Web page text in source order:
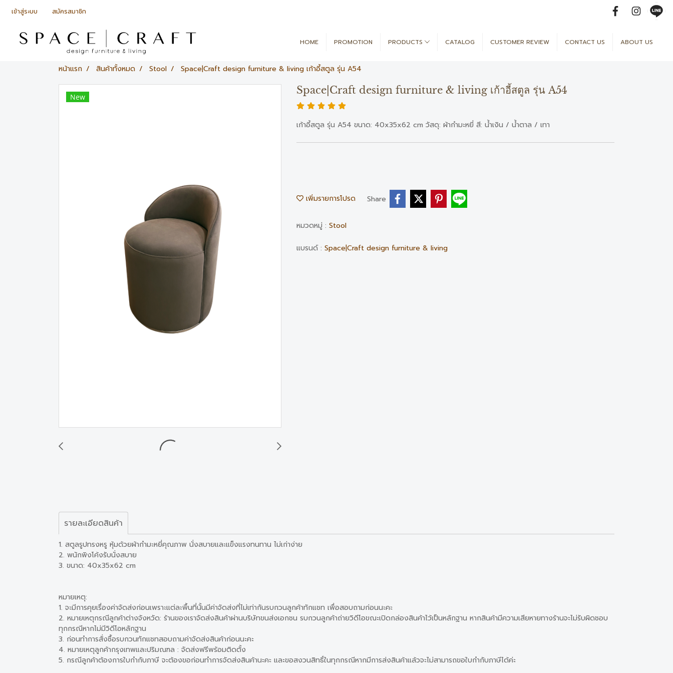
เข้าสู่ระบบ สมัครสมาชิก
HOME PROMOTION PRODUCTS CATALOG CUSTOMER REVIEW CONTACT US ABOUT US
หน้าแรก สินค้าทั้งหมด Stool Space|Craft design furniture & living เก้าอี้สตูล รุ่น A54
New
Space|Craft design furniture & living เก้าอี้สตูล รุ่น A54
เก้าอี้สตูล รุ่น A54 ขนาด: 40x35x62 cm วัสดุ: ผ้ากำมะหยี่ สี: น้ำเงิน / น้ำตาล / เทา
เพิ่มรายการโปรด Share
หมวดหมู่ : Stool
แบรนด์ : Space|Craft design furniture & living
รายละเอียดสินค้า
1. สตูลรูปทรงหรู หุ้มด้วยผ้ากำมะหยี่คุณภาพ นั่งสบายและแข็งแรงทนทาน ไม่เก่าง่าย
2. พนักพิงโค้งรับนั่งสบาย
3. ขนาด: 40x35x62 cm
หมายเหตุ:
1. จะมีการคุยเรื่องค่าจัดส่งก่อนเพราะแต่ละพื้นที่นั้นมีค่าจัดส่งที่ไม่เท่ากันรบกวนลูกค้าทักแชท เพื่อสอบถามก่อนนะคะ
2. หมายเหตุกรณีลูกค้าต่างจังหวัด: ร้านของเราจัดส่งสินค้าผ่านบริษัทขนส่งเอกชน รบกวนลูกค้าถ่ายวิดีโอขณะเปิดกล่องสินค้าไว้เป็นหลักฐาน หากสินค้ามีความเสียหายทางร้านจะไม่รับผิดชอบ
ทุกกรณีหากไม่มีวิดีโอหลักฐาน
3. ก่อนทำการสั่งซื้อรบกวนทักแชทสอบถามค่าจัดส่งสินค้าก่อนนะคะ
4. หมายเหตุลูกค้ากรุงเทพและปริมณฑล : จัดส่งฟรีพร้อมติดตั้ง
5. กรณีลูกค้าต้องการใบกำกับภาษี จะต้องขอก่อนทำการจัดส่งสินค้านะคะ และขอสงวนสิทธิ์ในทุกกรณีหากมีการส่งสินค้าแล้วจะไม่สามารถขอใบกำกับภาษีได้ค่ะ